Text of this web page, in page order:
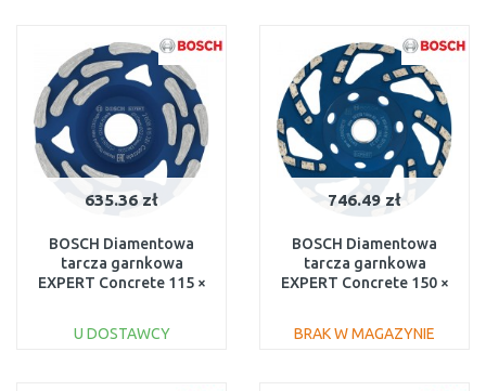
Do porównania Do porównania
635.36 zł
BOSCH Diamentowa
tarcza garnkowa
EXPERT Concrete 115 ×
U DOSTAWCY
746.49 zł
BOSCH Diamentowa
tarcza garnkowa
EXPERT Concrete 150 ×
BRAK W MAGAZYNIE